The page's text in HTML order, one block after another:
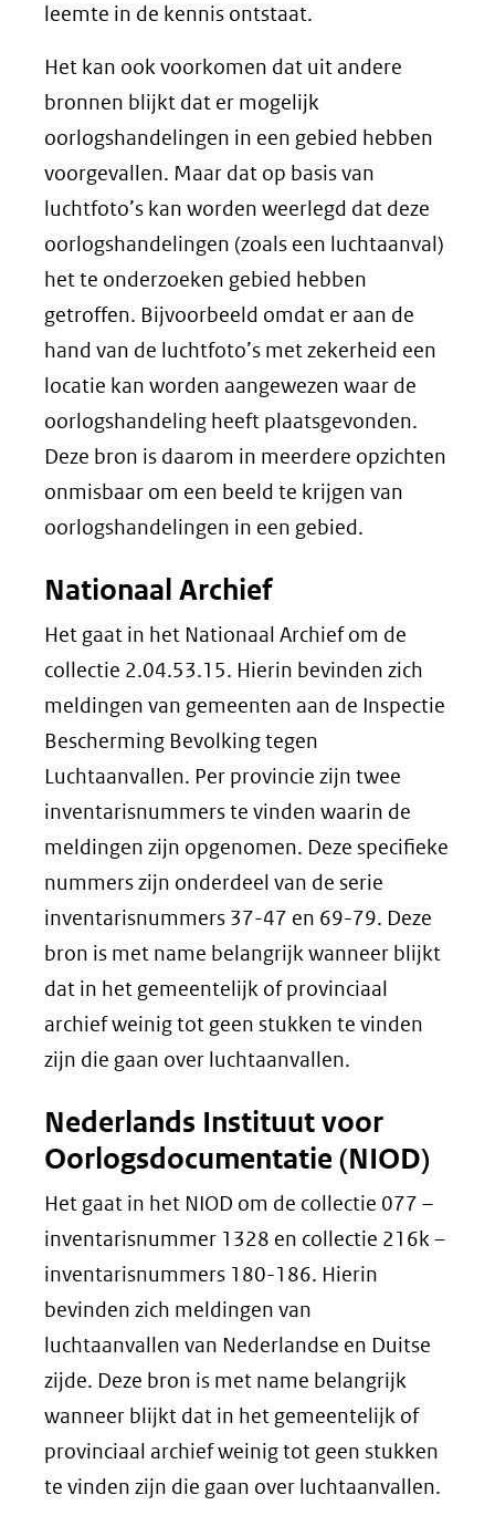
leemte in de kennis ontstaat.
Het kan ook voorkomen dat uit andere
bronnen blijkt dat er mogelijk
oorlogshandelingen in een gebied hebben
voorgevallen. Maar dat op basis van
luchtfoto’s kan worden weerlegd dat deze
oorlogshandelingen (zoals een luchtaanval)
het te onderzoeken gebied hebben
getroffen. Bijvoorbeeld omdat er aan de
hand van de luchtfoto’s met zekerheid een
locatie kan worden aangewezen waar de
oorlogshandeling heeft plaatsgevonden.
Deze bron is daarom in meerdere opzichten
onmisbaar om een beeld te krijgen van
oorlogshandelingen in een gebied.
Nationaal Archief
Het gaat in het Nationaal Archief om de
collectie 2.04.53.15. Hierin bevinden zich
meldingen van gemeenten aan de Inspectie
Bescherming Bevolking tegen
Luchtaanvallen. Per provincie zijn twee
inventarisnummers te vinden waarin de
meldingen zijn opgenomen. Deze specifieke
nummers zijn onderdeel van de serie
inventarisnummers 37-47 en 69-79. Deze
bron is met name belangrijk wanneer blijkt
dat in het gemeentelijk of provinciaal
archief weinig tot geen stukken te vinden
zijn die gaan over luchtaanvallen.
Nederlands Instituut voor
Oorlogsdocumentatie (NIOD)
Het gaat in het NIOD om de collectie 077 –
inventarisnummer 1328 en collectie 216k –
inventarisnummers 180-186. Hierin
bevinden zich meldingen van
luchtaanvallen van Nederlandse en Duitse
zijde. Deze bron is met name belangrijk
wanneer blijkt dat in het gemeentelijk of
provinciaal archief weinig tot geen stukken
te vinden zijn die gaan over luchtaanvallen.